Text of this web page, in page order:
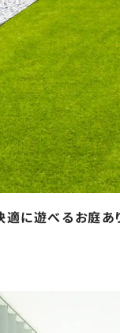
に遊べるお庭あ